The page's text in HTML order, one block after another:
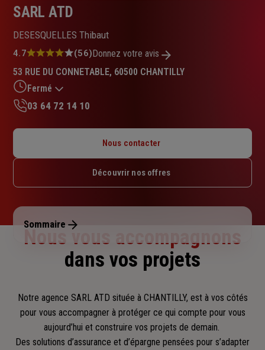
SARL ATD
DESESQUELLES Thibaut
Note
4.7
sur
5
étoiles
4.7 (56)Donnez votre avis
53 RUE DU CONNETABLE, 60500 CHANTILLY
Fermé
Mardi : 09h – 12h / 14h – 18h
Jeudi : 09h – 12h / 14h – 18h
Dimanche : Fermé
03 64 72 14 10
Nous contacter
Découvrir nos offres
Sommaire
Nous vous accompagnons
dans vos projets
Notre agence SARL ATD située à CHANTILLY, est à vos côtés
pour vous accompagner à protéger ce qui compte pour vous
aujourd’hui et construire vos projets de demain.
Des solutions d’assurance et d’épargne pensées pour s’adapter